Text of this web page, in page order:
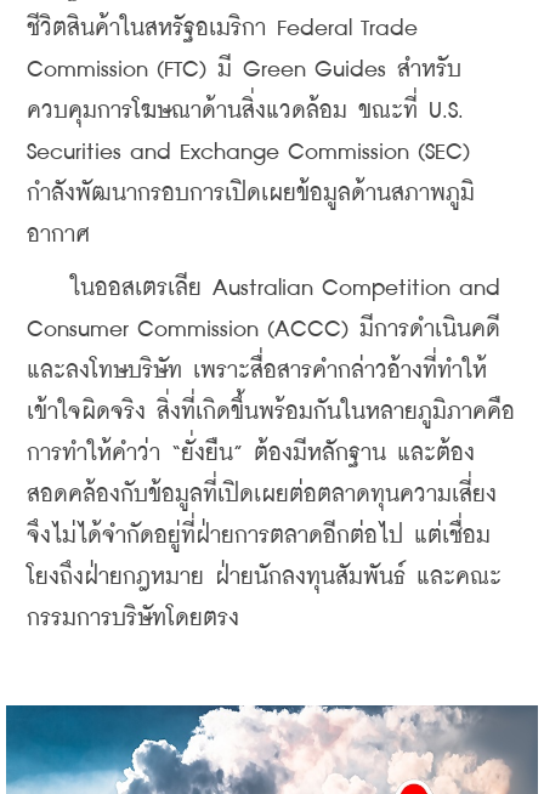
ชีวิตสินค้าในสหรัฐอเมริกา Federal Trade
Commission (FTC) มี Green Guides สำหรับ
ควบคุมการโฆษณาด้านสิ่งแวดล้อม ขณะที่ U.S.
Securities and Exchange Commission (SEC)
กำลังพัฒนากรอบการเปิดเผยข้อมูลด้านสภาพภูมิ
อากาศ
ในออสเตรเลีย Australian Competition and
Consumer Commission (ACCC) มีการดำเนินคดี
และลงโทษบริษัท เพราะสื่อสารคำกล่าวอ้างที่ทำให้
เข้าใจผิดจริง สิ่งที่เกิดขึ้นพร้อมกันในหลายภูมิภาคคือ
การทำให้คำว่า “ยั่งยืน” ต้องมีหลักฐาน และต้อง
สอดคล้องกับข้อมูลที่เปิดเผยต่อตลาดทุนความเสี่ยง
จึงไม่ได้จำกัดอยู่ที่ฝ่ายการตลาดอีกต่อไป แต่เชื่อม
โยงถึงฝ่ายกฎหมาย ฝ่ายนักลงทุนสัมพันธ์ และคณะ
กรรมการบริษัทโดยตรง